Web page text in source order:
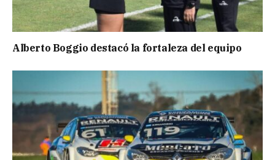
Alberto Boggio destacó la fortaleza del equipo